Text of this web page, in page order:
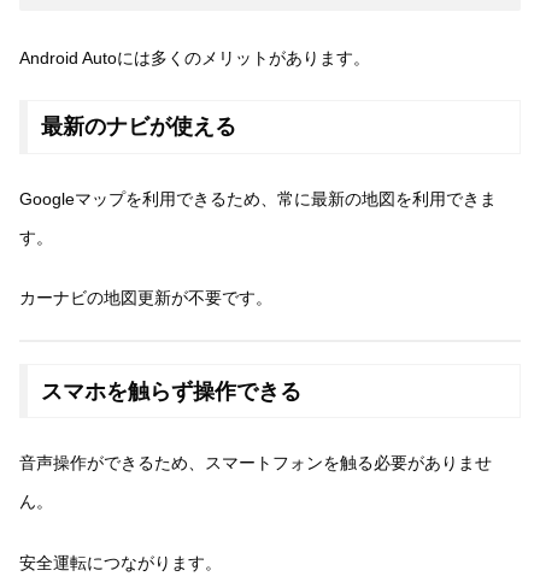
Android Autoには多くのメリットがあります。
最新のナビが使える
Googleマップを利用できるため、常に最新の地図を利用できま
す。
カーナビの地図更新が不要です。
スマホを触らず操作できる
音声操作ができるため、スマートフォンを触る必要がありませ
ん。
安全運転につながります。